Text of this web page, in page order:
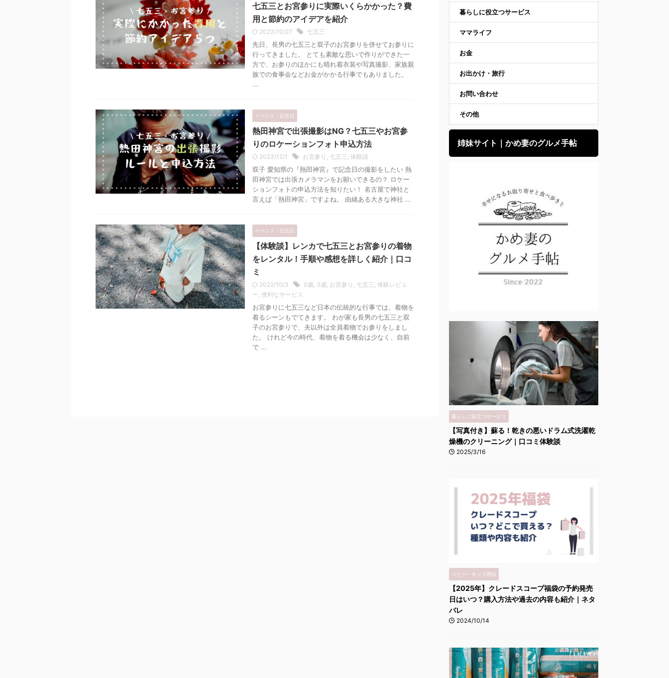
七五三とお宮参りに実際いくらかかった？費
用と節約のアイデアを紹介
2023/10/27 七五三
先日、長男の七五三と双子のお宮参りを併せてお参りに
行ってきました。 とても素敵な思いで作りができた一
方で、お参りのほかにも晴れ着衣装や写真撮影、家族親
族での食事会などお金がかかる行事でもありました。
...
イベント・記念日
熱田神宮で出張撮影はNG？七五三やお宮参
りのロケーションフォト申込方法
2023/12/1 お宮参り 七五三 体験談
双子 愛知県の『熱田神宮』で記念日の撮影をしたい 熱
田神宮では出張カメラマンをお願いできるの？ ロケー
ションフォトの申込方法を知りたい！ 名古屋で神社と
言えば「熱田神宮」ですよね。 由緒ある大きな神社 ...
イベント・記念日
【体験談】レンカで七五三とお宮参りの着物
をレンタル！手順や感想を詳しく紹介｜口コ
ミ
2022/10/3 0歳 3歳 お宮参り 七五三 体験レビュ
ー 便利なサービス
お宮参りに七五三など日本の伝統的な行事では、着物を
着るシーンもでてきます。 わが家も長男の七五三と双
子のお宮参りで、夫以外は全員着物でお参りをしまし
た。 けれど今の時代、着物を着る機会は少なく、自前
で ...
暮らしに役立つサービス
ママライフ
お金
お出かけ・旅行
お問い合わせ
その他
姉妹サイト｜かめ妻のグルメ手帖
暮らしに役立つサービス
【写真付き】蘇る！乾きの悪いドラム式洗濯乾
燥機のクリーニング｜口コミ体験談
2025/3/16
ベビー・キッズ用品
【2025年】クレードスコープ福袋の予約発売
日はいつ？購入方法や過去の内容も紹介｜ネタ
バレ
2024/10/14